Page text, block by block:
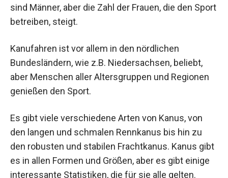
sind Männer, aber die Zahl der Frauen, die den Sport
betreiben, steigt.
Kanufahren ist vor allem in den nördlichen
Bundesländern, wie z.B. Niedersachsen, beliebt,
aber Menschen aller Altersgruppen und Regionen
genießen den Sport.
Es gibt viele verschiedene Arten von Kanus, von
den langen und schmalen Rennkanus bis hin zu
den robusten und stabilen Frachtkanus. Kanus gibt
es in allen Formen und Größen, aber es gibt einige
interessante Statistiken, die für sie alle gelten.